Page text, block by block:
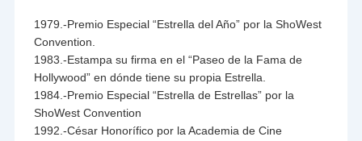
1979.-Premio Especial “Estrella del Año” por la ShoWest
Convention.
1983.-Estampa su firma en el “Paseo de la Fama de
Hollywood” en dónde tiene su propia Estrella.
1984.-Premio Especial “Estrella de Estrellas” por la
ShoWest Convention
1992.-César Honorífico por la Academia de Cine